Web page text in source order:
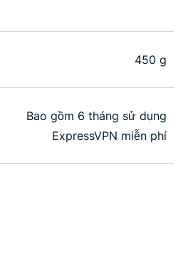
450 g
Bao gồm 6 tháng sử dụng
ExpressVPN miễn phí